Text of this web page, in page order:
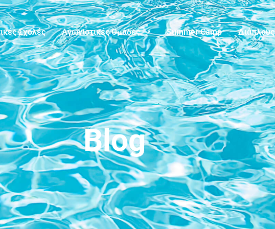
Σχολές Αγωνιστικές Ομάδες Summer Camp Διάπλους
Blog